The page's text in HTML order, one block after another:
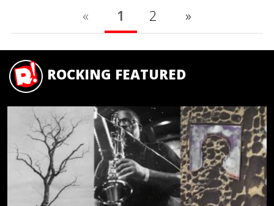
« 1 2 »
ROCKING FEATURED